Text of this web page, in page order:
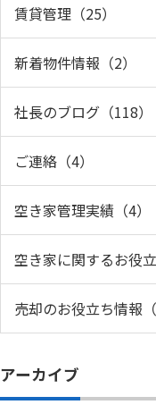
賃貸管理（25）
新着物件情報（2）
社長のブログ（118）
ご連絡（4）
空き家管理実績（4）
空き家に関するお役
売却のお役立ち情報（
アーカイブ